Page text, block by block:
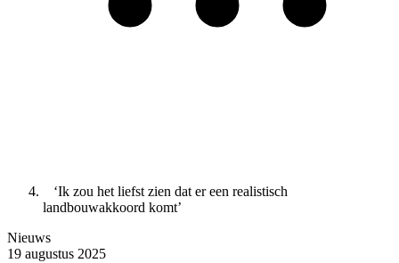
‘Ik zou het liefst zien dat er een realistisch
landbouwakkoord komt’
Nieuws
19 augustus 2025